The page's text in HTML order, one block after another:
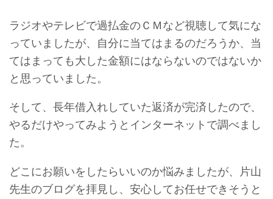
ラジオやテレビで過払金のＣＭなど視聴して気にな
っていましたが、自分に当てはまるのだろうか、当
てはまっても大した金額にはならないのではないか
と思っていました。
そして、長年借入れしていた返済が完済したので、
やるだけやってみようとインターネットで調べまし
た。
どこにお願いをしたらいいのか悩みましたが、片山
先生のブログを拝見し、安心してお任せできそうと